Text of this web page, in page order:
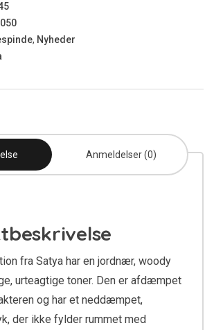
, Nyheder
Anmeldelser (0)
fra Satya har en jordnær, woody
urteagtige toner. Den er afdæmpet
og har et neddæmpet,
der ikke fylder rummet med